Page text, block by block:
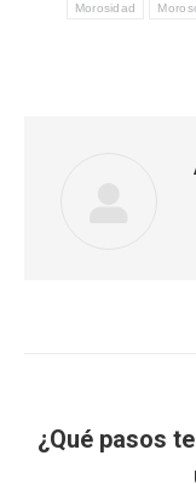
Morosidad
entre
¿Qué pasos